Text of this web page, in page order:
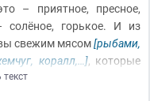
– приятное, пресное,
солёное, горькое. И из
свежим мясом[рыбами,
коралл,…], которые
в нём, рассекающие
текст